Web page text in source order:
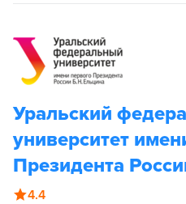
Уральский
университет
Президента
4.4